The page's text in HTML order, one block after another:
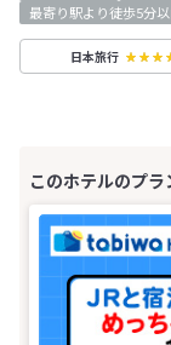
最寄り駅より徒歩5分
日本旅行